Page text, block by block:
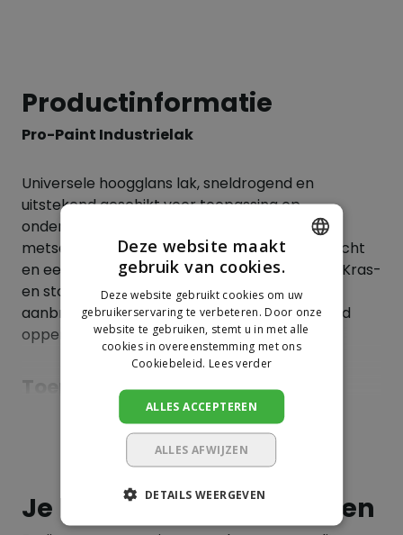
Productinformatie
Pro-Paint Industrielak
Universele hoogglans lak, sneldrogend en
uitstekend geschikt voor toepassing op
ondergronden zoals metaal, beton, hout,
metselwerk, etc. Heeft een zeer hoge dekkracht
en een lang kleurbehoud en/of glansbehoud. Kras-
en stootvast. Voor het beste resultaat alleen
aanbrengen op een zorgvuldig voorbehandeld
oppervlak
Toepassingen
Metaal
Metselwerk
Toon meer
Je beoordeling toevoegen
DUTCH
GERMAN
Deze website maakt
gebruik van cookies.
Deze website gebruikt cookies om uw
gebruikerservaring te verbeteren. Door onze
website te gebruiken, stemt u in met alle
cookies in overeenstemming met ons
Cookiebeleid. Lees verder
ALLES ACCEPTEREN
ALLES AFWIJZEN
DETAILS WEERGEVEN